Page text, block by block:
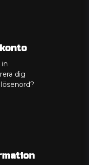
in
dig